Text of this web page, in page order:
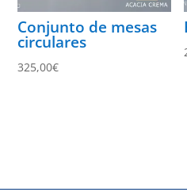
Conjunto de mesas
circulares
325,00€